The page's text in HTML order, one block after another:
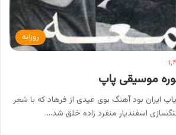
روزانه
موسیقی پاپ
ایران بود آهنگ بوی عیدی از فرهاد که با شعر
اسفندیار منفرد زاده خلق شد.…